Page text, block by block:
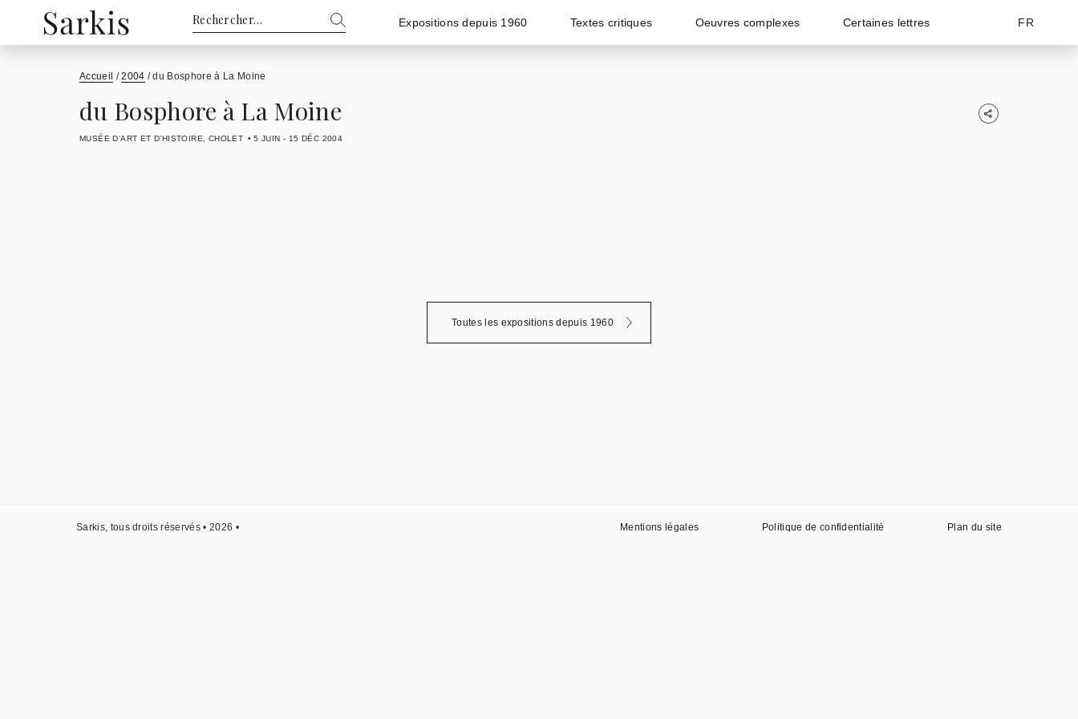
Rechercher : Expositions depuis 1960 Textes critiques Oeuvres complexes Certaines lettres FR
Accueil /2004 /du Bosphore à La Moine
du Bosphore à La Moine
MUSÉE D’ART ET D’HISTOIRE, CHOLET 5 JUIN - 15 DÉC 2004
Toutes les expositions depuis 1960
Sarkis, tous droits réservés • 2026 • Mentions légales Politique de confidentialité Plan du site